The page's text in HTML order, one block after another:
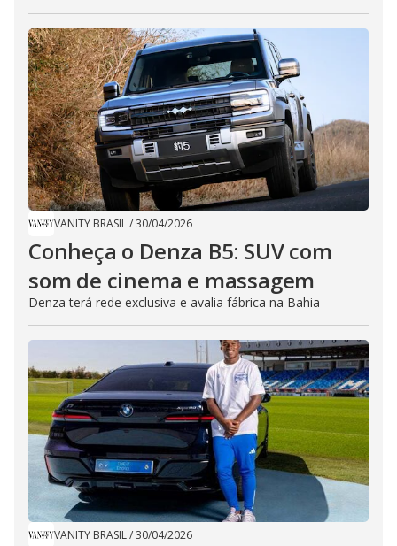
VANITY BRASIL/30/04/2026
Conheça o Denza B5: SUV com
som de cinema e massagem
Denza terá rede exclusiva e avalia fábrica na Bahia
VANITY BRASIL/30/04/2026